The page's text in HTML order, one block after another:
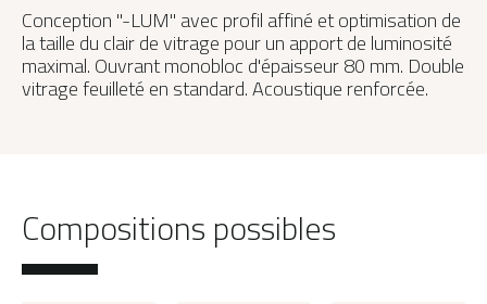
Conception "-LUM" avec profil affiné et optimisation de
la taille du clair de vitrage pour un apport de luminosité
maximal. Ouvrant monobloc d'épaisseur 80 mm. Double
vitrage feuilleté en standard. Acoustique renforcée.
Compositions possibles